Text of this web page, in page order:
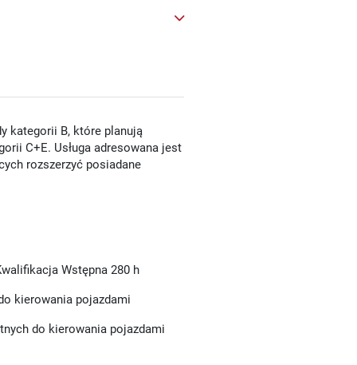
kategorii B, które planują
C+E. Usługa adresowana jest
rozszerzyć posiadane
Wstępna 280 h
kierowania pojazdami
do kierowania pojazdami